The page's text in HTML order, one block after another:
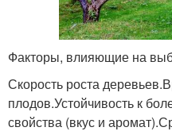
Факторы, влияющие на
Скорость роста
плодов.Устойчивость к
свойства (вкус и